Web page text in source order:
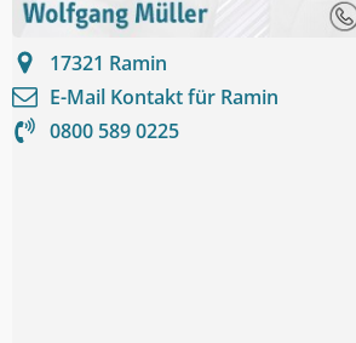
17321 Ramin
E-Mail Kontakt für Ramin
0800 589 0225